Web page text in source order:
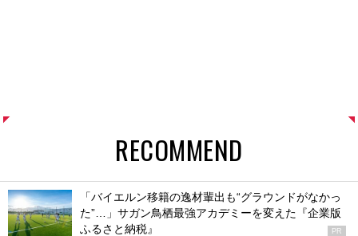
RECOMMEND
「バイエルン移籍の逸材輩出も“グラウンドがなかっ
た”…」サガン鳥栖最強アカデミーを変えた『企業版
ふるさと納税』
PR